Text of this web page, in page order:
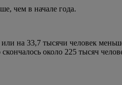
чем в начале года.
на 33,7 тысячи человек
около 225 тысяч